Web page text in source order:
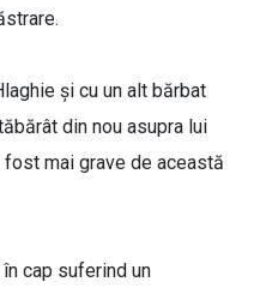
și cu un alt bărbat
din nou asupra lui
fost mai grave de această
cap suferind un